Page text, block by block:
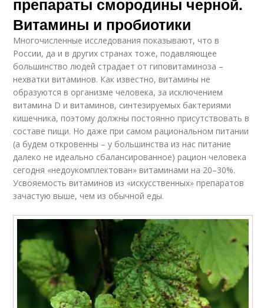
Витамины и пробиотики
Многочисленные исследования показывают, что в
России, да и в других странах тоже, подавляющее
большинство людей страдает от гиповитаминоза –
нехватки витаминов. Как известно, витамины не
образуются в организме человека, за исключением
витамина D и витаминов, синтезируемых бактериями
кишечника, поэтому должны постоянно присутствовать в
составе пищи. Но даже при самом рациональном питании
(а будем откровенны – у большинства из нас питание
далеко не идеально сбалансированное) рацион человека
сегодня «недоукомплектован» витаминами на 20–30%.
Усвояемость витаминов из «искусственных» препаратов
зачастую выше, чем из обычной еды.